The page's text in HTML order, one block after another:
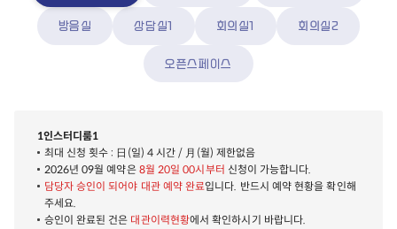
방음실 상담실1 회의실1 회의실2
오픈스페이스
1인스터디룸1
최대 신청 횟수 : 日(일) 4 시간 / 月(월) 제한없음
2026년 09월 예약은 8월 20일 00시부터 신청이 가능합니다.
담당자 승인이 되어야 대관 예약 완료입니다. 반드시 예약 현황을 확인해
주세요.
승인이 완료된 건은 대관이력현황에서 확인하시기 바랍니다.